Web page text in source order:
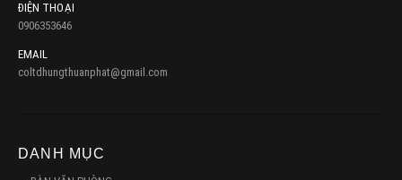
ĐIỆN THOẠI
0906353646
EMAIL
coltdhungthuanphat@gmail.com
DANH MỤC